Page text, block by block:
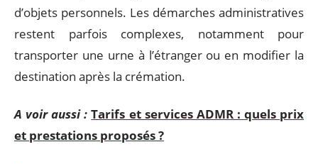
d’objets personnels. Les démarches administratives
restent parfois complexes, notamment pour
transporter une urne à l’étranger ou en modifier la
destination après la crémation.
A voir aussi : Tarifs et services ADMR : quels prix
et prestations proposés ?